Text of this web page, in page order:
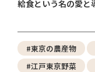
給食という名の愛
#東京の農産物
#江戸東京野菜